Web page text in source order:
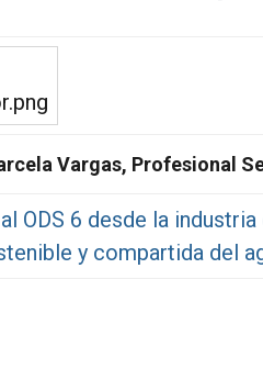
Vargas, Profesional
ODS 6 desde la
y compartida del